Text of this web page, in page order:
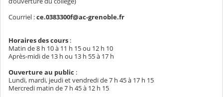
Courriel :ce.0383300f@ac-grenoble.fr
Horaires des cours :
Matin de 8 h 10 à 11 h 15 ou 12 h 10
Après-midi de 13 h ou 13 h 55 à 17 h
Ouverture au public :
Lundi, mardi, jeudi et vendredi de 7 h 45 à 17 h 15
Mercredi matin de 7 h 45 à 12 h 15